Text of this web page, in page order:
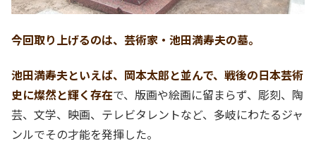
今回取り上げるのは、芸術家・池田満寿夫の墓。
池田満寿夫といえば、岡本太郎と並んで、戦後の日本芸術
史に燦然と輝く存在で、版画や絵画に留まらず、彫刻、陶
芸、文学、映画、テレビタレントなど、多岐にわたるジャ
ンルでその才能を発揮した。